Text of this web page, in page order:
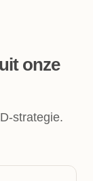
onze
strategie.